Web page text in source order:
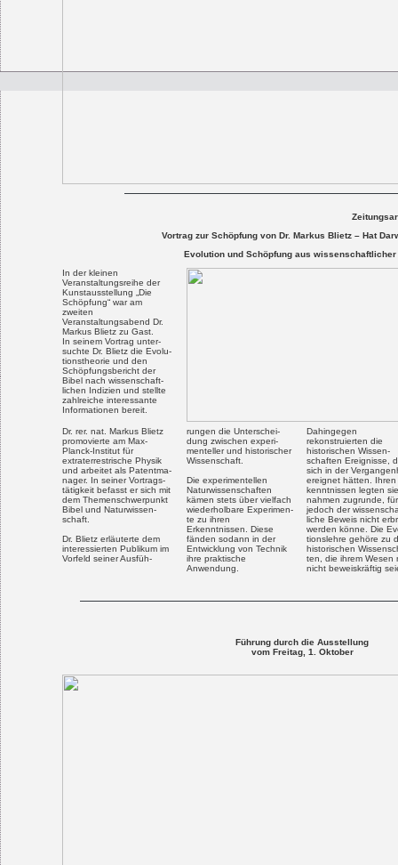
Vortrag zur Schöpfung von Dr. Markus Blietz – Hat
Evolution und Schöpfung aus wissenschaftlicher
In der kleinen
Veranstaltungsreihe der
Kunstausstellung „Die
Schöpfung“ war am
zweiten
Veranstaltungsabend Dr.
Markus Blietz zu Gast.
In seinem Vortrag unter-
suchte Dr. Blietz die Evolu-
tionstheorie und den
Schöpfungsbericht der
Bibel nach wissenschaft-
lichen Indizien und stellte
zahlreiche interessante
Informationen bereit.
Dr. rer. nat. Markus Blietz
promovierte am Max-
Planck-Institut für
extraterrestrische Physik
und arbeitet als Patentma-
nager. In seiner Vortrags-
tätigkeit befasst er sich mit
dem Themenschwerpunkt
Bibel und Naturwissen-
schaft.
Dr. Blietz erläuterte dem
interessierten Publikum im
Vorfeld seiner Ausfüh-
rungen die Unterschei-
dung zwischen experi-
menteller und historischer
Wissenschaft.
Die experimentellen
Naturwissenschaften
kämen stets über vielfach
wiederholbare Experimen-
te zu ihren
Erkenntnissen. Diese
fänden sodann in der
Entwicklung von Technik
ihre praktische
Anwendung.
Dahingegen
rekonstruierten die
historischen Wissen-
schaften Ereignisse,
sich in der
ereignet hätten. Ihren
kenntnissen legten
nahmen zugrunde,
jedoch der
liche Beweis nicht
werden könne. Die
tionslehre gehöre zu
historischen
ten, die ihrem Wesen
nicht beweiskräftig
Führung durch die Ausstellung
vom Freitag, 1. Oktober